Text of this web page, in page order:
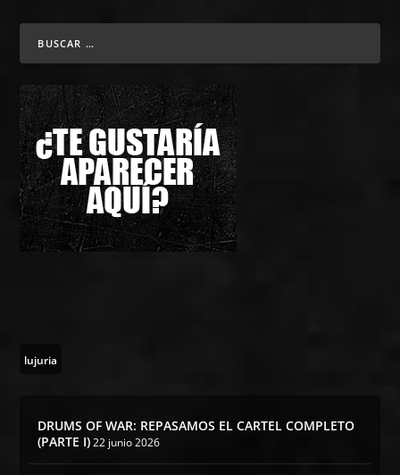
lujuria
DRUMS OF WAR: REPASAMOS EL CARTEL COMPLETO
(PARTE I) 22 junio 2026